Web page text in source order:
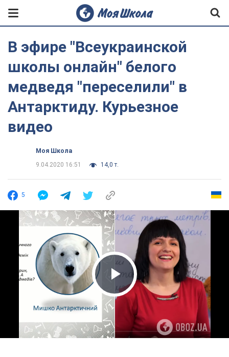
В эфире "Всеукраинской
школы онлайн" белого
медведя "переселили" в
Антарктиду. Курьезное
видео
Моя Школа
9.04.2020 16:51
14,0 т.
5
Play Video